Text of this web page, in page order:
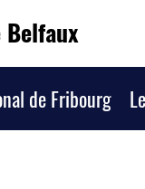
de Fribourg